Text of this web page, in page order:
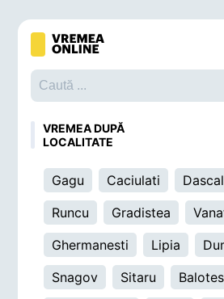
VREMEA DUPĂ
LOCALITATE
Gagu Caciulati
Runcu
Gradistea
Ghermanesti
Lipia
Snagov
Sitaru